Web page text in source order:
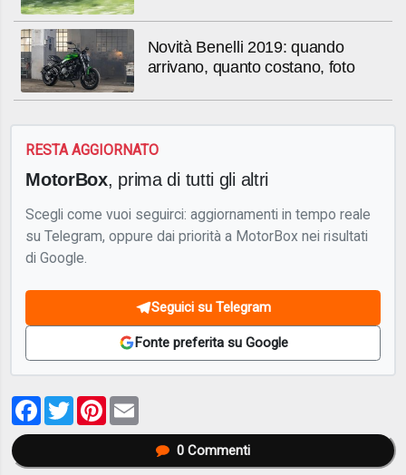
Novità Benelli 2019: quando
arrivano, quanto costano, foto
RESTA AGGIORNATO
MotorBox, prima di tutti gli altri
Scegli come vuoi seguirci: aggiornamenti in tempo reale
su Telegram, oppure dai priorità a MotorBox nei risultati
di Google.
Seguici su Telegram
Fonte preferita su Google
Facebook
TwitterPinterest
0Commenti